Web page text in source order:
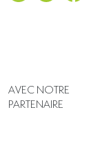
AVEC NOTRE
PARTENAIRE